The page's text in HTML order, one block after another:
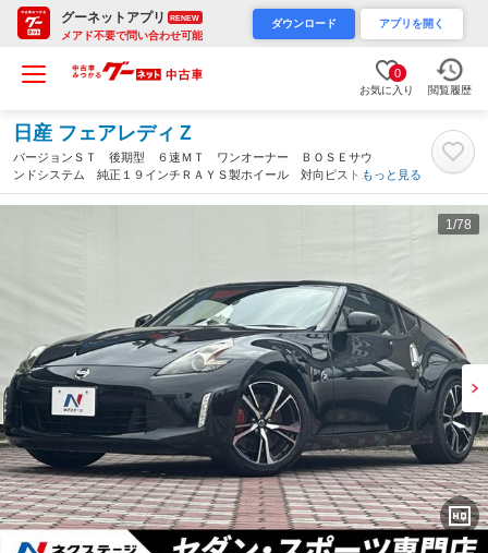
グーネットアプリ RENEW
メアド不要で問い合わせ可能
ダウンロード アプリを開く
0
お気に入り 閲覧履歴
日産 フェアレディＺ
バージョンＳＴ 後期型 ６速ＭＴ ワンオーナー ＢＯＳＥサウ
ンドシステム 純正１９インチＲＡＹＳ製ホイール 対向ピストン
ブレーキ パワーシート シートヒーター ＭＴシンクロレブコン
トロール（愛知県）
もっと見る
1 /78